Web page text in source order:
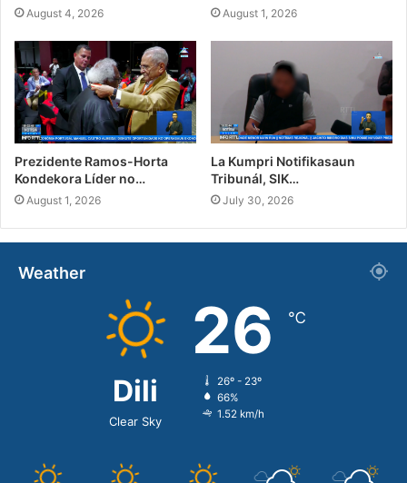
August 4, 2026 August 1, 2026
Prezidente Ramos-Horta
Kondekora Líder no…
August 1, 2026
La Kumpri Notifikasaun
Tribunál, SIK…
July 30, 2026
Weather
Dili
Clear Sky
26 ℃
26º - 23º
66%
1.52 km/h